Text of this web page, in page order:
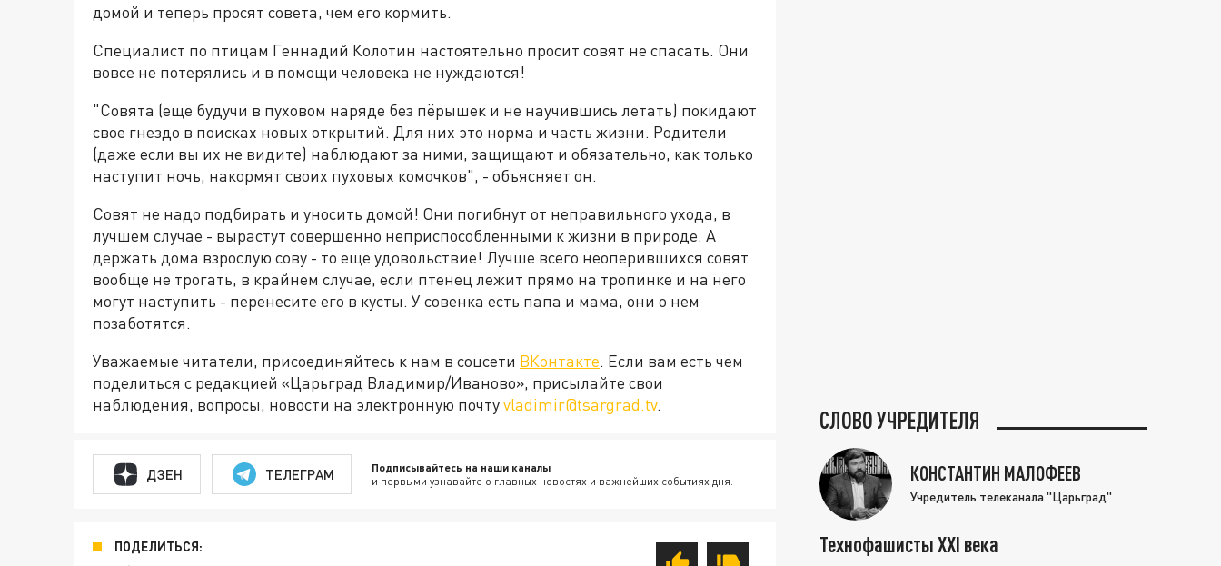
домой и теперь просят совета, чем его кормить.
Специалист по птицам Геннадий Колотин настоятельно просит совят не спасать. Они
вовсе не потерялись и в помощи человека не нуждаются!
"Совята (еще будучи в пуховом наряде без пёрышек и не научившись летать) покидают
свое гнездо в поисках новых открытий. Для них это норма и часть жизни. Родители
(даже если вы их не видите) наблюдают за ними, защищают и обязательно, как только
наступит ночь, накормят своих пуховых комочков", - объясняет он.
Совят не надо подбирать и уносить домой! Они погибнут от неправильного ухода, в
лучшем случае - вырастут совершенно неприспособленными к жизни в природе. А
держать дома взрослую сову - то еще удовольствие! Лучше всего неоперившихся совят
вообще не трогать, в крайнем случае, если птенец лежит прямо на тропинке и на него
могут наступить - перенесите его в кусты. У совенка есть папа и мама, они о нем
позаботятся.
Уважаемые читатели, присоединяйтесь к нам в соцсети ВКонтакте. Если вам есть чем
поделиться с редакцией «Царьград Владимир/Иваново», присылайте свои
наблюдения, вопросы, новости на электронную почтуvladimir@tsargrad.tv.
ДЗЕН ТЕЛЕГРАМ Подписывайтесь на наши каналы
и первыми узнавайте о главных новостях и важнейших событиях дня.
ПОДЕЛИТЬСЯ:
СЛОВО УЧРЕДИТЕЛЯ
КОНСТАНТИН МАЛОФЕЕВ
Учредитель телеканала "Царьград"
Технофашисты XXI века